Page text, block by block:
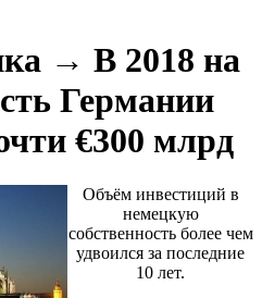
→ В 2018 на
Германии
€300 млрд
Объём инвестиций в
немецкую
собственность более чем
удвоился за последние
10 лет.